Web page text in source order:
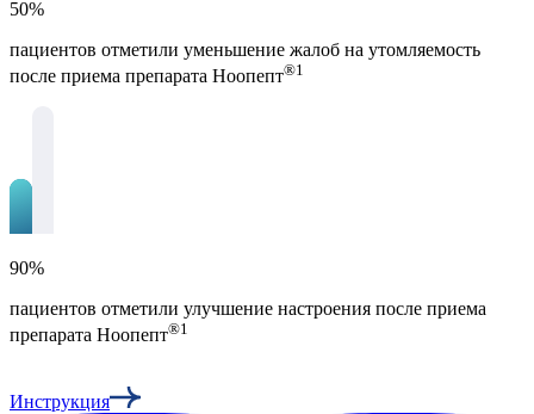
50%
пациентов отметили уменьшение жалоб на утомляемость
после приема препарата Ноопепт®1
90%
пациентов отметили улучшение настроения после приема
препарата Ноопепт®1
Инструкция